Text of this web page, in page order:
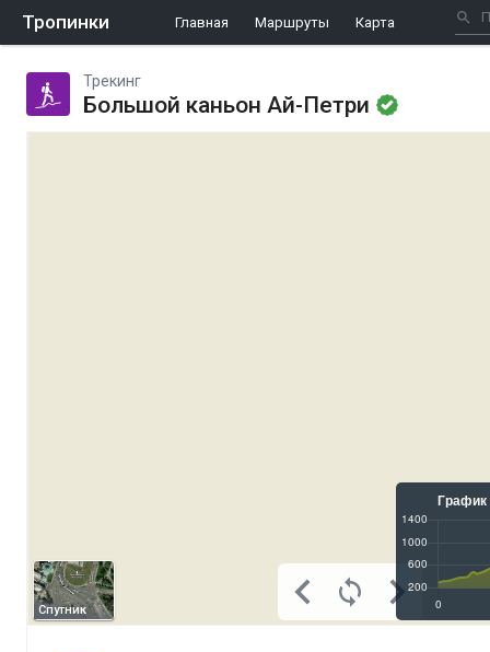
Тропинки Главная Маршруты Карта
Трекинг
Большой каньон Ай-Петри
Спутник